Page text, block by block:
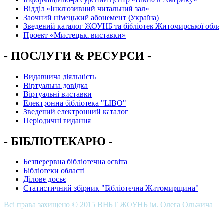
Вiддiл «Інклюзивний читальний зал»
Заочний німецький абонемент (Україна)
Зведений каталог ЖОУНБ та бібліотек Житомирської
Проект «Мистецькі виставки»
- ПОСЛУГИ & РЕСУРСИ -
Видавнича діяльність
Віртуальна довідка
Віртуальні виставки
Електронна бібліотека "LIBO"
Зведений електронний каталог
Періодичні видання
- БІБЛІОТЕКАРЮ -
Безперервна бібліотечна освіта
Бібліотеки області
Ділове досьє
Статистичний збірник "Бібліотечна Житомирщина"
Всі права захищено © 2015 ВНБТ ЖОУНБ ім. Олега Ольжича